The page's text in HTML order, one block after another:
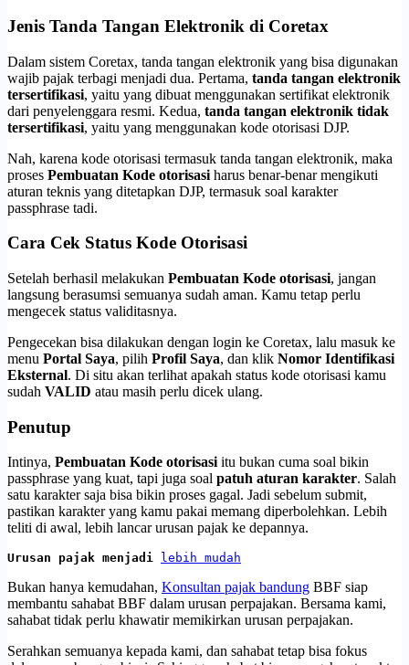
Jenis Tanda Tangan Elektronik di Coretax
Dalam sistem Coretax, tanda tangan elektronik yang bisa digunakan
wajib pajak terbagi menjadi dua. Pertama, tanda tangan elektronik
tersertifikasi, yaitu yang dibuat menggunakan sertifikat elektronik
dari penyelenggara resmi. Kedua, tanda tangan elektronik tidak
tersertifikasi, yaitu yang menggunakan kode otorisasi DJP.
Nah, karena kode otorisasi termasuk tanda tangan elektronik, maka
proses Pembuatan Kode otorisasi harus benar-benar mengikuti
aturan teknis yang ditetapkan DJP, termasuk soal karakter
passphrase tadi.
Cara Cek Status Kode Otorisasi
Setelah berhasil melakukan Pembuatan Kode otorisasi, jangan
langsung berasumsi semuanya sudah aman. Kamu tetap perlu
mengecek status validitasnya.
Pengecekan bisa dilakukan dengan login ke Coretax, lalu masuk ke
menu Portal Saya, pilih Profil Saya, dan klik Nomor Identifikasi
Eksternal. Di situ akan terlihat apakah status kode otorisasi kamu
sudah VALID atau masih perlu dicek ulang.
Penutup
Intinya, Pembuatan Kode otorisasi itu bukan cuma soal bikin
passphrase yang kuat, tapi juga soal patuh aturan karakter. Salah
satu karakter saja bisa bikin proses gagal. Jadi sebelum submit,
pastikan karakter yang kamu pakai memang diperbolehkan. Lebih
teliti di awal, lebih lancar urusan pajak ke depannya.
Urusan pajak menjadi lebih mudah
Bukan hanya kemudahan, Konsultan pajak bandung BBF siap
membantu sahabat BBF dalam urusan perpajakan. Bersama kami,
sahabat tidak perlu khawatir memikirkan urusan perpajakan.
Serahkan semuanya kepada kami, dan sahabat tetap bisa fokus